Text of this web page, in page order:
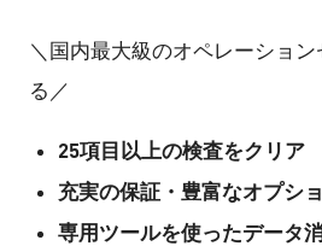
＼国内最大級のオペレーショ
る／
25項目以上の検査をクリア
充実の保証・豊富なオプシ
専用ツールを使ったデータ